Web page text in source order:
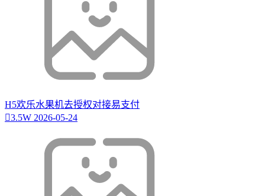
H5欢乐水果机去授权对接易支付
3.5W 2026-05-24